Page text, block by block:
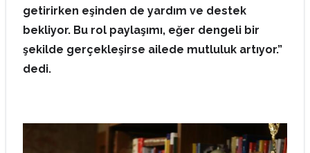
getirirken eşinden de yardım ve destek
bekliyor. Bu rol paylaşımı, eğer dengeli bir
şekilde gerçekleşirse ailede mutluluk artıyor.”
dedi.